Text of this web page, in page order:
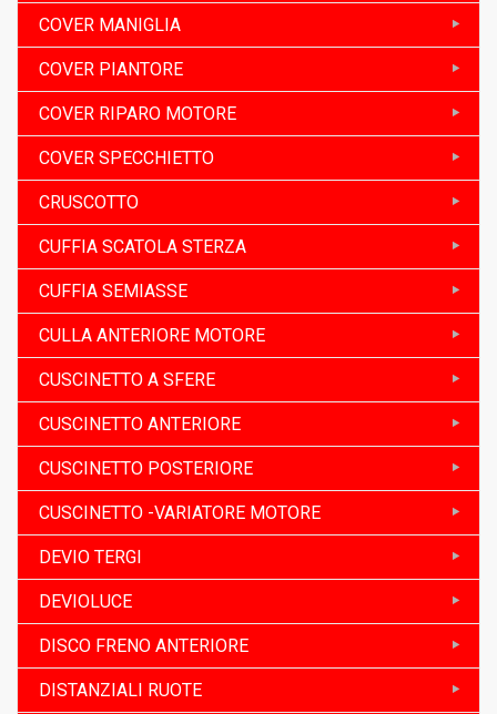
COVER MANIGLIA
COVER PIANTORE
COVER RIPARO MOTORE
COVER SPECCHIETTO
CRUSCOTTO
CUFFIA SCATOLA STERZA
CUFFIA SEMIASSE
CULLA ANTERIORE MOTORE
CUSCINETTO A SFERE
CUSCINETTO ANTERIORE
CUSCINETTO POSTERIORE
CUSCINETTO -VARIATORE MOTORE
DEVIO TERGI
DEVIOLUCE
DISCO FRENO ANTERIORE
DISTANZIALI RUOTE